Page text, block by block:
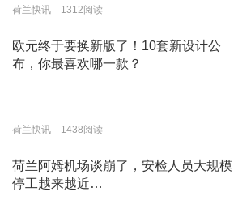
荷兰快讯 1312阅读
欧元终于要换新版了！10套新设计公
布，你最喜欢哪一款？
荷兰快讯 1438阅读
荷兰阿姆机场谈崩了，安检人员大规模
停工越来越近…